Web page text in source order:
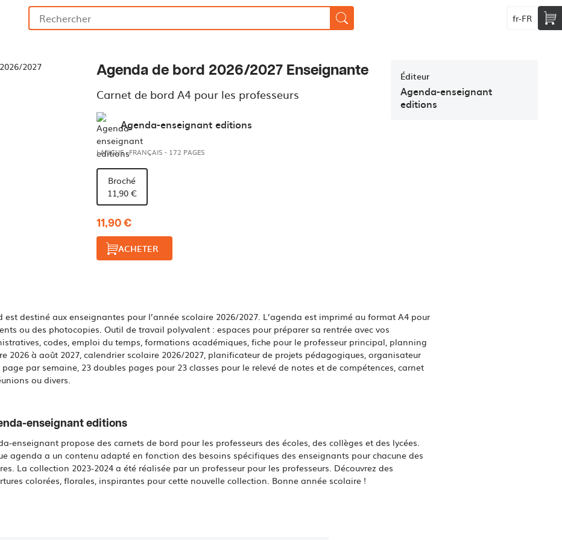
fr-FR
Agenda de bord 2026/2027 Enseignante
Carnet de bord A4 pour les professeurs
Agenda-enseignant editions
LANGUE : FRANÇAIS - 172 PAGES
Broché
11,90 €
11,90 €
ACHETER
Éditeur
Agenda-enseignant
editions
destiné aux enseignantes pour l’année scolaire 2026/2027. L’agenda est imprimé au format A4 pour
ou des photocopies. Outil de travail polyvalent : espaces pour préparer sa rentrée avec vos
codes, emploi du temps, formations académiques, fiche pour le professeur principal, planning
2026 à août 2027, calendrier scolaire 2026/2027, planificateur de projets pédagogiques, organisateur
par semaine, 23 doubles pages pour 23 classes pour le relevé de notes et de compétences, carnet
ou divers.
enseignant editions
enseignant propose des carnets de bord pour les professeurs des écoles, des collèges et des lycées.
agenda a un contenu adapté en fonction des besoins spécifiques des enseignants pour chacune des
La collection 2023-2024 a été réalisée par un professeur pour les professeurs. Découvrez des
colorées, florales, inspirantes pour cette nouvelle collection. Bonne année scolaire !